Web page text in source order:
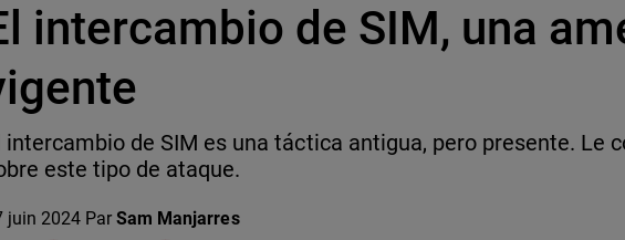
intercambio de SIM, una
intercambio de SIM es una táctica antigua, pero presente. Le
este tipo de ataque.
juin 2024 ParSam Manjarres